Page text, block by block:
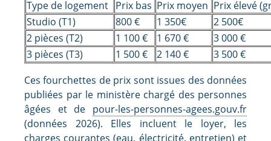
Type de logement Prix bas Prix moyen Prix élevé
Studio (T1)
800 € 1 350€
2 500€
2 pièces (T2)
1 100 € 1 670 €
3 000 €
3 pièces (T3)
1 500 € 2 140 €
3 500 €
Ces fourchettes de prix sont issues des données
publiées par le ministère chargé des personnes
âgées et de pour-les-personnes-agees.gouv.fr
(données 2026). Elles incluent le loyer, les
charges courantes (eau, électricité, entretien) et